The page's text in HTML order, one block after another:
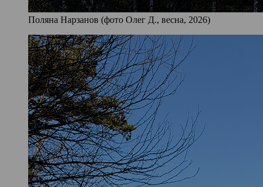
Поляна Нарзанов (фото Олег Д., весна, 2026)